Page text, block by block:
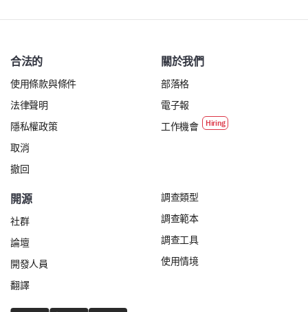
合法的
使用條款與條件
法律聲明
隱私權政策
取消
撤回
關於我們
部落格
電子報
工作機會
開源
社群
論壇
開發人員
翻譯
調查類型
調查範本
調查工具
使用情境